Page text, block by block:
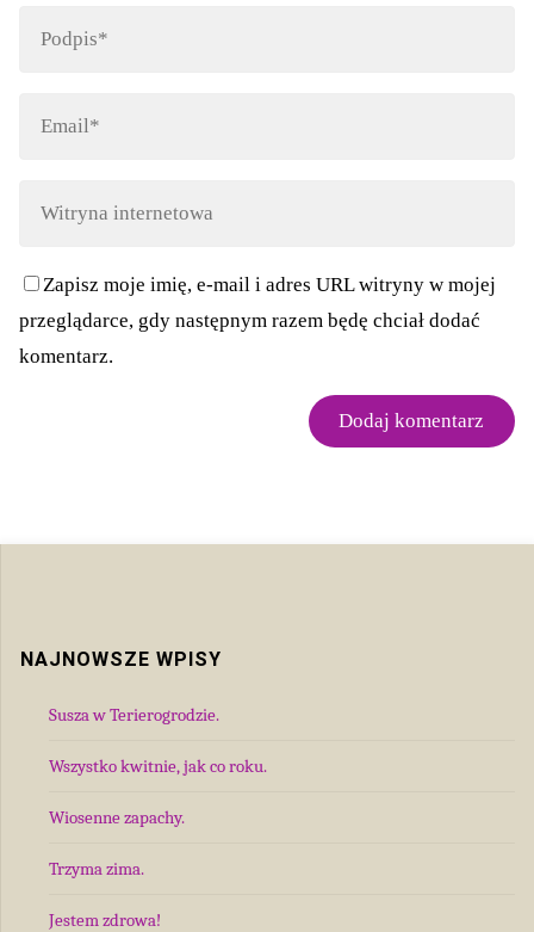
Zapisz moje imię, e-mail i adres URL witryny w mojej
przeglądarce, gdy następnym razem będę chciał dodać
komentarz.
NAJNOWSZE WPISY
Susza w Terierogrodzie.
Wszystko kwitnie, jak co roku.
Wiosenne zapachy.
Trzyma zima.
Jestem zdrowa!